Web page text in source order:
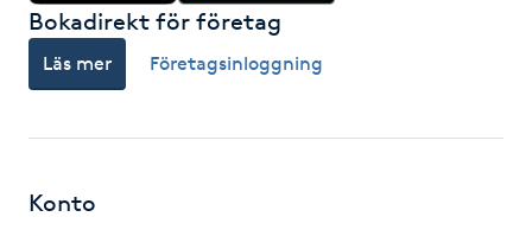
LPG-massage
Lymfmassage
Läpptatuering
Bokadirekt för företag
Läs mer Företagsinloggning
Konto